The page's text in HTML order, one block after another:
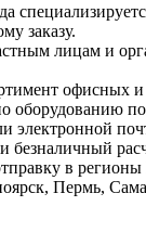
заказу.
лицам и
оборудованию
электронной
безналичный
в
Пермь,